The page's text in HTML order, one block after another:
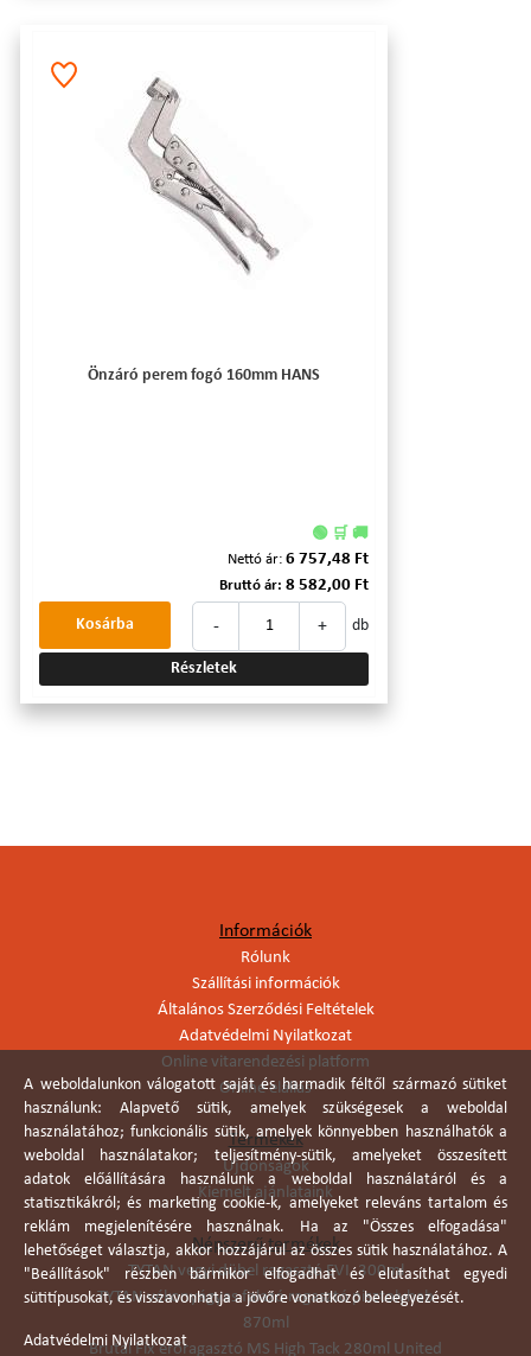
Önzáró perem fogó 160mm HANS
🟢 🛒 🚚
Nettó ár: 6 757,48 Ft
Bruttó ár: 8 582,00 Ft
- + db
Kosárba
Részletek
Információk
Rólunk
Szállítási információk
Általános Szerződési Feltételek
Adatvédelmi Nyilatkozat
Online vitarendezési platform
Online elállás
Termékek
Újdonságok
Kiemelt ajánlataink
Népszerű termékek
TYTAN vegyi dübel ragasztó EVI. 300ml
TYTAN vékonyágyas falazó ragasztó pisztolyhab
870ml
Brutál Fix erőragasztó MS High Tack 280ml United
A weboldalunkon válogatott saját és harmadik féltől származó sütiket
használunk: Alapvető sütik, amelyek szükségesek a weboldal
használatához; funkcionális sütik, amelyek könnyebben használhatók a
weboldal használatakor; teljesítmény-sütik, amelyeket összesített
adatok előállítására használunk a weboldal használatáról és a
statisztikákról; és marketing cookie-k, amelyeket releváns tartalom és
reklám megjelenítésére használnak. Ha az "Összes elfogadása"
lehetőséget választja, akkor hozzájárul az összes sütik használatához. A
"Beállítások" részben bármikor elfogadhat és elutasíthat egyedi
sütitípusokat, és visszavonhatja a jövőre vonatkozó beleegyezését.
Adatvédelmi Nyilatkozat